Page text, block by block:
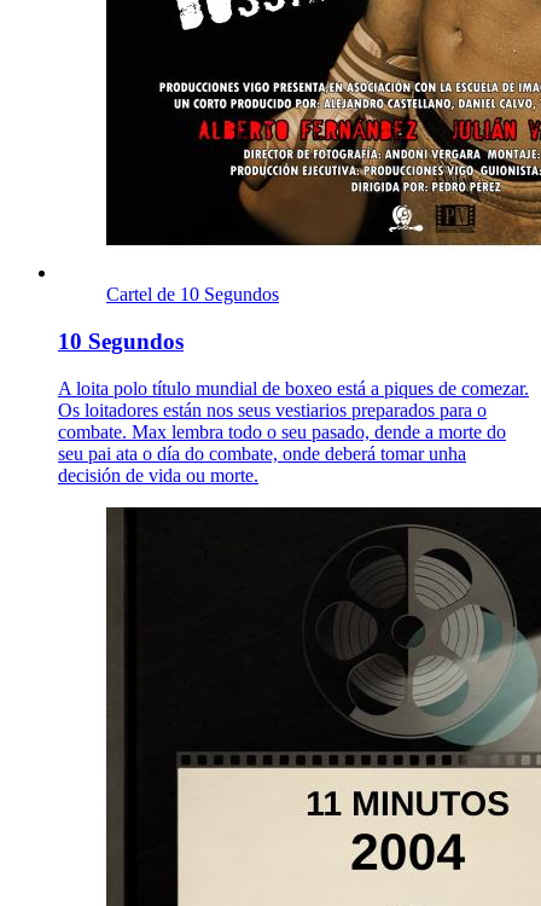
Cartel de 10 Segundos
10 Segundos
A loita polo título mundial de boxeo está a piques de comezar.
Os loitadores están nos seus vestiarios preparados para o
combate. Max lembra todo o seu pasado, dende a morte do
seu pai ata o día do combate, onde deberá tomar unha
decisión de vida ou morte.